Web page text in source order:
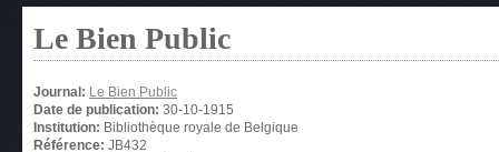
Le Bien Public
Journal: Le Bien Public
Date de publication: 30-10-1915
Institution: Bibliothèque royale de Belgique
Référence: JB432